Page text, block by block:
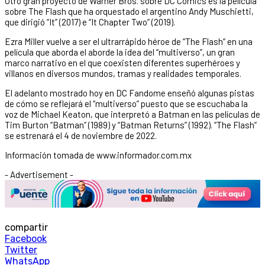
sobre The Flash que ha orquestado el argentino Andy Muschietti,
que dirigió “It” (2017) e “It Chapter Two” (2019).
Ezra Miller vuelve a ser el ultrarrápido héroe de “The Flash” en una
película que aborda el aborde la idea del “multiverso”, un gran
marco narrativo en el que coexisten diferentes superhéroes y
villanos en diversos mundos, tramas y realidades temporales.
El adelanto mostrado hoy en DC Fandome enseñó algunas pistas
de cómo se reflejará el “multiverso” puesto que se escuchaba la
voz de Michael Keaton, que interpretó a Batman en las películas de
Tim Burton “Batman” (1989) y “Batman Returns” (1992). “The Flash”
se estrenará el 4 de noviembre de 2022.
Información tomada de www.informador.com.mx
- Advertisement -
compartir
Facebook
Twitter
WhatsApp